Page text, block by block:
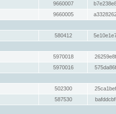
9660007
9660005
580412
5970018
5970016
502300
587530